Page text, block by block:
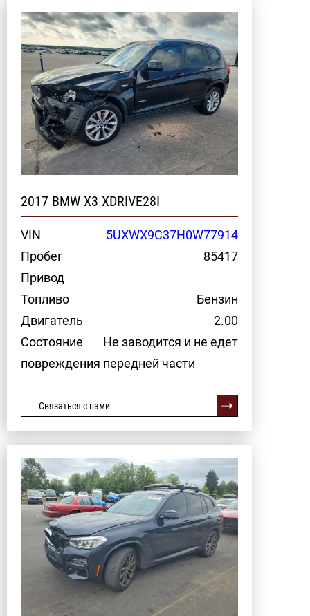
2017 BMW X3 XDRIVE28I
VIN
5UXWX9C37H0W77914
Пробег
85417
Привод
Топливо
Бензин
Двигатель
2.00
Состояние
Не заводится и не едет
повреждения передней части
Связаться с нами